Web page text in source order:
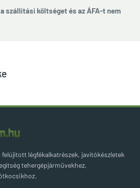
szállítási költséget és az ÁFA-t nem
légfékalkatrészek, javítókészletek
tehergépjárművekhez,